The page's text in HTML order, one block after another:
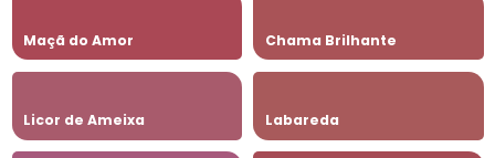
Maçã do Amor Chama Brilhante
Licor de Ameixa Labareda